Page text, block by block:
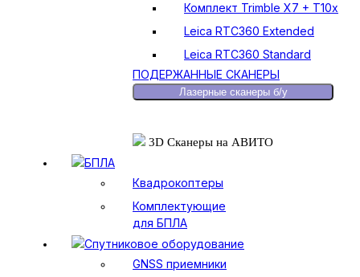
Комплект Trimble X7 + T10x
Leica RTC360 Extended
Leica RTC360 Standard
ПОДЕРЖАННЫЕ СКАНЕРЫ
Лазерные сканеры б/у
3D Сканеры на АВИТО
БПЛА
Квадрокоптеры
Комплектующие
для БПЛА
Спутниковое оборудование
GNSS приемники